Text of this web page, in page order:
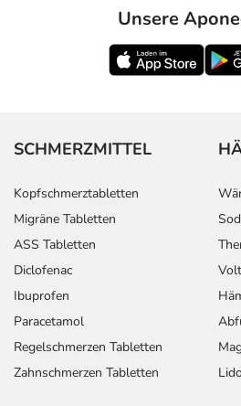
Unsere
SCHMERZMITTEL
Kopfschmerztabletten
Migräne Tabletten
ASS Tabletten
Diclofenac
Ibuprofen
Paracetamol
Regelschmerzen Tabletten
Zahnschmerzen Tabletten